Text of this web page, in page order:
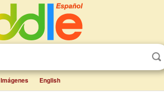
Imágenes English